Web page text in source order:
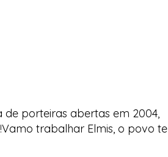
de porteiras abertas em 2004,
trabalhar Elmis, o povo te